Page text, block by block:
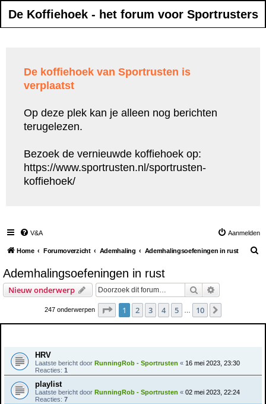
De Koffiehoek - het forum voor Sportrusters
De koffiehoek van Sportrusten is
verplaatst
Op deze plek kan je alleen nog berichten
terugelezen.
Bezoek de vernieuwde koffiehoek op:
https://www.sportrusten.nl/sportrusten-
koffiehoek/
V&A Aanmelden
Home Forumoverzicht Ademhaling Ademhalingsoefeningen in rust
Ademhalingsoefeningen in rust
Nieuw onderwerp Zoek
247 onderwerpen Pagina van 10
1 2 3 4 5 10
HRV
Laatste bericht door RunningRob - Sportrusten « 16 mei 2023, 23:30
Reacties: 1
playlist
Laatste bericht door RunningRob - Sportrusten « 02 mei 2023, 22:24
Reacties: 7